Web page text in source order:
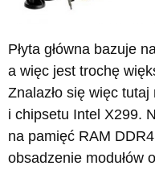
Płyta główna bazuje
a więc jest trochę
Znalazło się więc
i chipsetu Intel X299.
na pamięć RAM
obsadzenie modułów